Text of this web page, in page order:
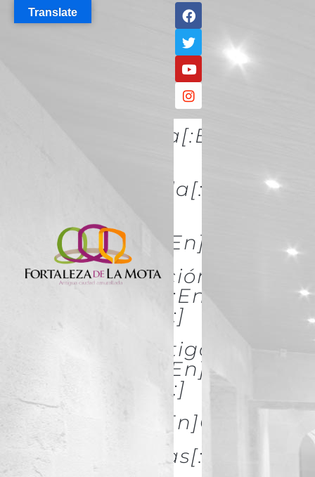
[:es]Conócela[:en]KNOW
[:es]Conservación Y
& Restoration[:]
[:es]Investigación Y
Difusión[:en]Research
& Spread[:]
Translate